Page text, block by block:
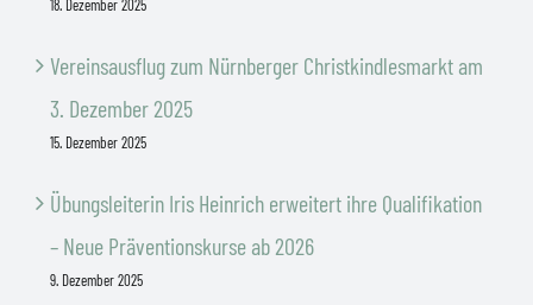
18. Dezember 2025
Vereinsausflug zum Nürnberger Christkindlesmarkt am
3. Dezember 2025
15. Dezember 2025
Übungsleiterin Iris Heinrich erweitert ihre Qualifikation
– Neue Präventionskurse ab 2026
9. Dezember 2025